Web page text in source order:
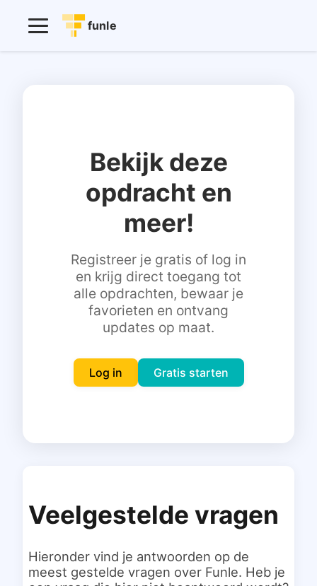
funle
Inloggen
Gratis starten
Bekijk deze
opdracht en
meer!
Registreer je gratis of log in
en krijg direct toegang tot
alle opdrachten, bewaar je
favorieten en ontvang
updates op maat.
Log in Gratis starten
Veelgestelde vragen
Hieronder vind je antwoorden op de
meest gestelde vragen over Funle. Heb je